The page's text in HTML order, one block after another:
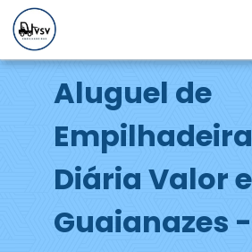
Aluguel de
Empilhadeira
Diária Valor
Guaianazes -